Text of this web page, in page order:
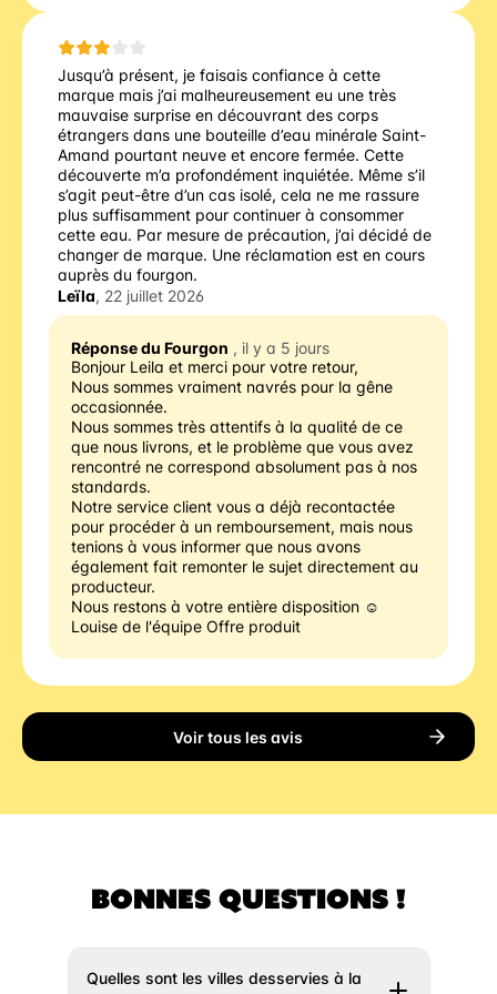
Jusqu’à présent, je faisais confiance à cette
marque mais j’ai malheureusement eu une très
mauvaise surprise en découvrant des corps
étrangers dans une bouteille d’eau minérale Saint-
Amand pourtant neuve et encore fermée. Cette
découverte m’a profondément inquiétée. Même s’il
s’agit peut-être d’un cas isolé, cela ne me rassure
plus suffisamment pour continuer à consommer
cette eau. Par mesure de précaution, j’ai décidé de
changer de marque. Une réclamation est en cours
auprès du fourgon.
Leïla, 22 juillet 2026
Réponse du Fourgon , il y a 5 jours
Bonjour Leila et merci pour votre retour,
Nous sommes vraiment navrés pour la gêne
occasionnée.
Nous sommes très attentifs à la qualité de ce
que nous livrons, et le problème que vous avez
rencontré ne correspond absolument pas à nos
standards.
Notre service client vous a déjà recontactée
pour procéder à un remboursement, mais nous
tenions à vous informer que nous avons
également fait remonter le sujet directement au
producteur.
Nous restons à votre entière disposition ☺️
Louise de l'équipe Offre produit
Voir tous les avis
BONNES QUESTIONS !
Quelles sont les villes desservies à la